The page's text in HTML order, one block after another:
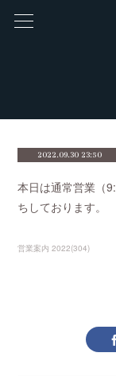
2022.09.30 23:50
本日は通常営業（
ちしております。
営業案内 2022(304)